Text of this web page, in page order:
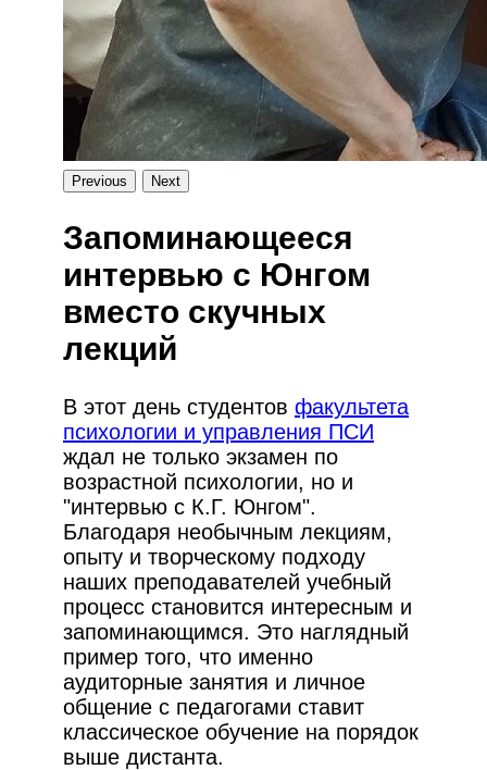
Previous Next
Запоминающееся
интервью с Юнгом
вместо скучных
лекций
В этот день студентов факультета
психологии и управления ПСИ
ждал не только экзамен по
возрастной психологии, но и
"интервью с К.Г. Юнгом".
Благодаря необычным лекциям,
опыту и творческому подходу
наших преподавателей учебный
процесс становится интересным и
запоминающимся. Это наглядный
пример того, что именно
аудиторные занятия и личное
общение с педагогами ставит
классическое обучение на порядок
выше дистанта.